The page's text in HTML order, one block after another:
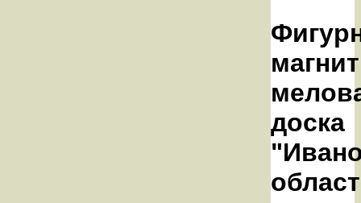
доска